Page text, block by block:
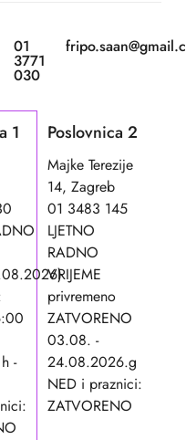
01
3771
030
1
-
Poslovnica 2
Majke Terezije
14, Zagreb
01 3483 145
LJETNO
RADNO
VRIJEME
privremeno
ZATVORENO
03.08. -
24.08.2026.g
NED i praznici:
ZATVORENO